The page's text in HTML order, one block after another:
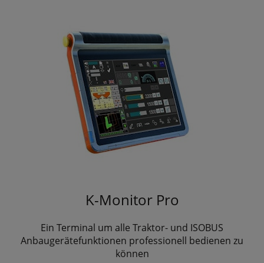
K-Monitor Pro
Ein Terminal um alle Traktor- und ISOBUS
Anbaugerätefunktionen professionell bedienen zu
können